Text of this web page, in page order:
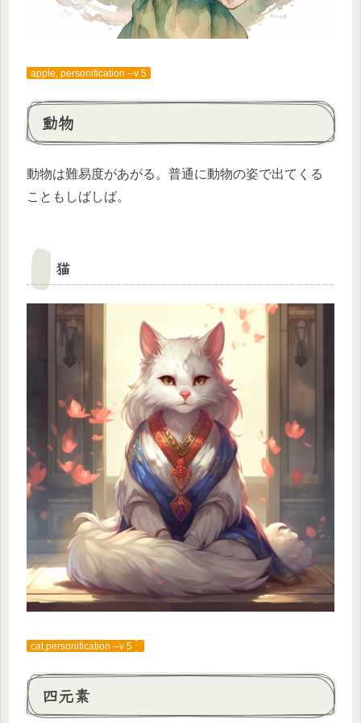
apple, personification --v 5
動物
動物は難易度があがる。普通に動物の姿で出てくる
こともしばしば。
猫
cat,personification --v 5
四元素